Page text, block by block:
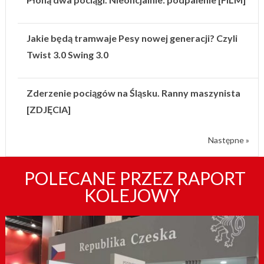
Jakie będą tramwaje Pesy nowej generacji? Czyli
Twist 3.0 Swing 3.0
Zderzenie pociągów na Śląsku. Ranny maszynista
[ZDJĘCIA]
Następne »
POLECANE PRZEZ RAPORT
KOLEJOWY